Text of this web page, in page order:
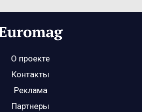
О проекте
Контакты
Реклама
Партнеры